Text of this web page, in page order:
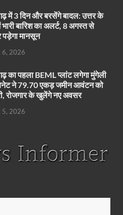
में 3 दिन और बरसेंगे बादल: उत्तर के
भारी बारिश का अलर्ट, 8 अगस्त से
मानसून
6, 2026
का पहला BEML प्लांट लगेगा मुंगेली
ने 79.70 एकड़ जमीन आवंटन को
रोजगार के खुलेंगे नए अवसर
5, 2026